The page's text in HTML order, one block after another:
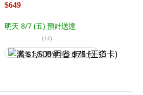
$649
明天 8/7 (五) 預計送達
(14)
满 $1,500 再省 $75 (王道卡)